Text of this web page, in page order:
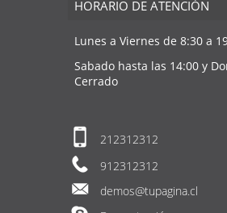
HORARIO DE ATENCIÓN
Lunes a Viernes de 8:30 a
Sabado hasta las 14:00 y
Cerrado
212312312
912312312
demos@tupagina.cl